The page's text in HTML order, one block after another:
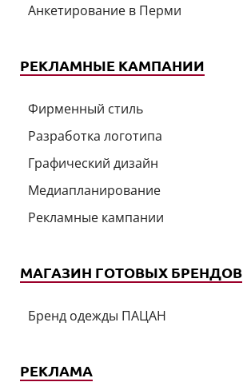
Анкетирование в Перми
РЕКЛАМНЫЕ КАМПАНИИ
Фирменный стиль
Разработка логотипа
Графический дизайн
Медиапланирование
Рекламные кампании
МАГАЗИН ГОТОВЫХ БРЕНДОВ
Бренд одежды ПАЦАН
РЕКЛАМА